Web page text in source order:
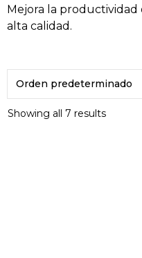
Mejora la productividad
alta calidad.
Showing all 7 results